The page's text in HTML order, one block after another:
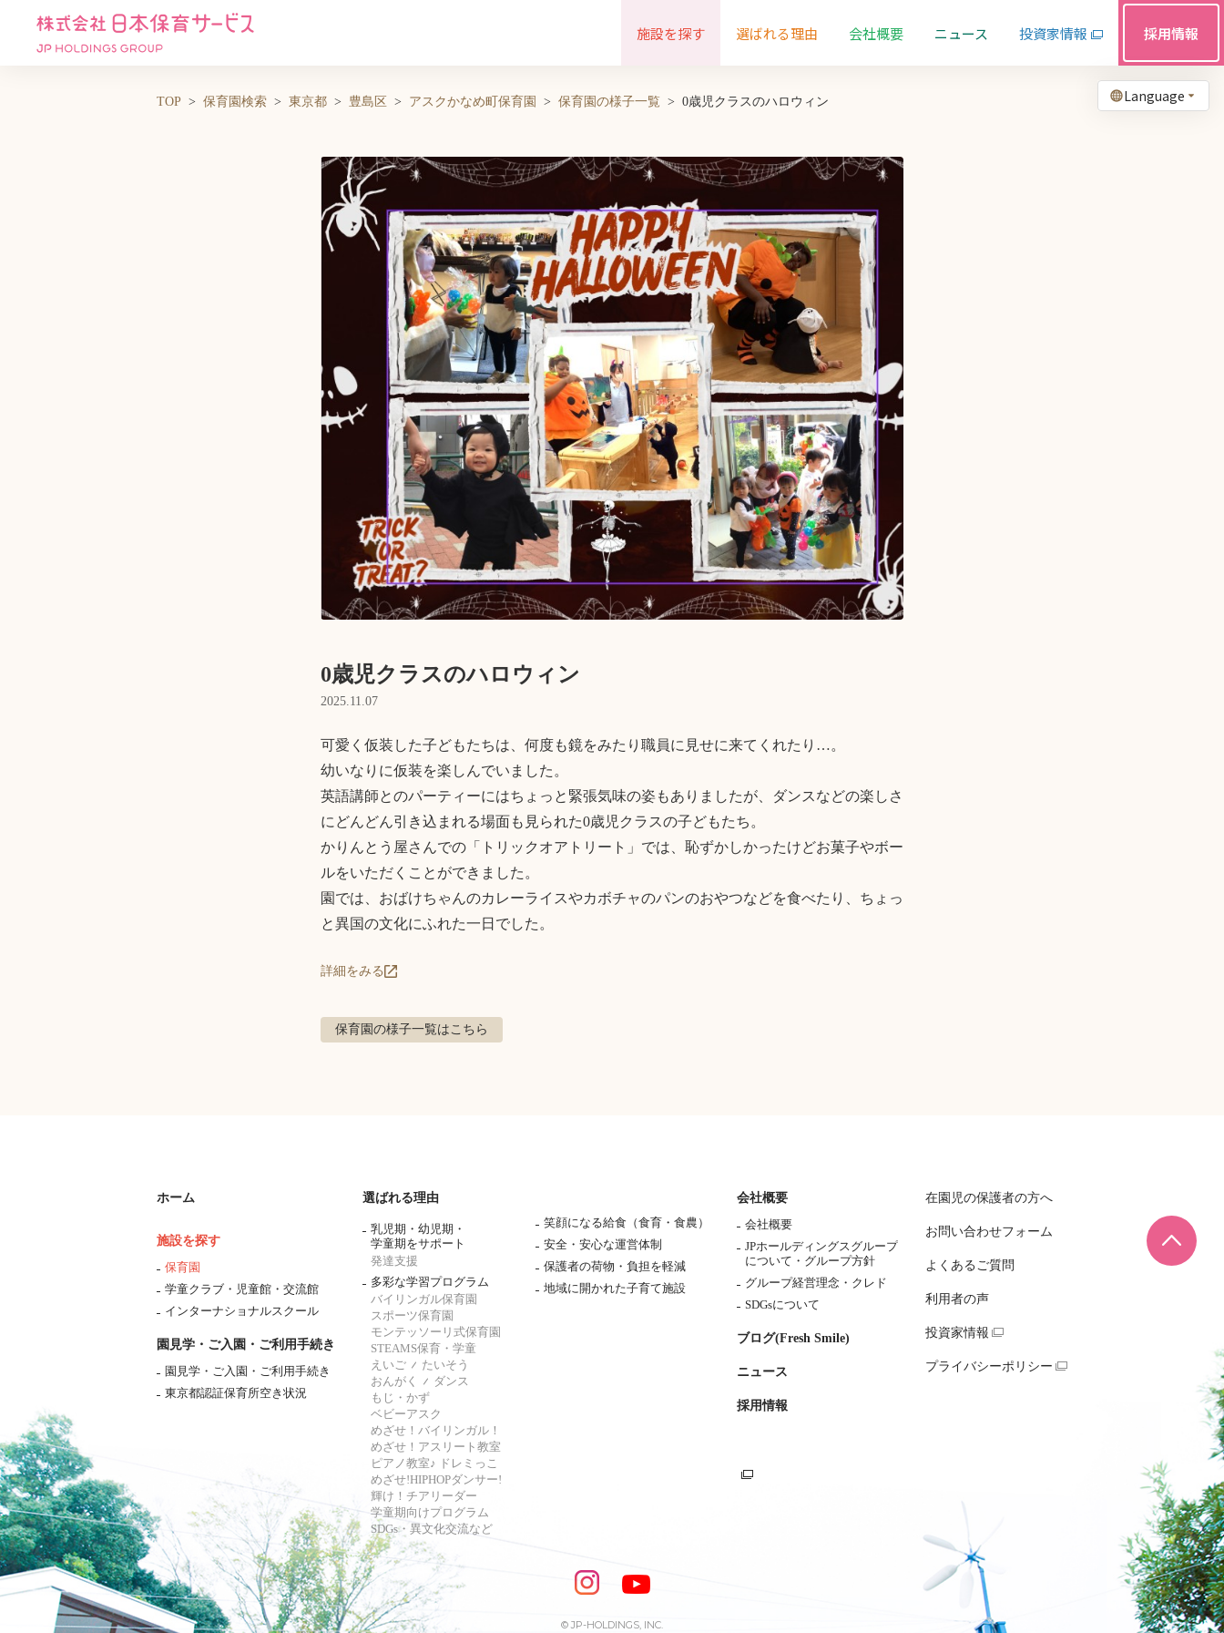
Language
施設を探す 選ばれる理由 会社概要 ニュース 投資家情報 採用情報
TOP 保育園検索 東京都 豊島区 アスクかなめ町保育園 保育園の様子一覧 0歳児クラスのハロウィン
0歳児クラスのハロウィン
2025.11.07
可愛く仮装した子どもたちは、何度も鏡をみたり職員に見せに来てくれたり…。
幼いなりに仮装を楽しんでいました。
英語講師とのパーティーにはちょっと緊張気味の姿もありましたが、ダンスなどの楽しさ
にどんどん引き込まれる場面も見られた0歳児クラスの子どもたち。
かりんとう屋さんでの「トリックオアトリート」では、恥ずかしかったけどお菓子やボー
ルをいただくことができました。
園では、おばけちゃんのカレーライスやカボチャのパンのおやつなどを食べたり、ちょっ
と異国の文化にふれた一日でした。
詳細をみる
保育園の様子一覧はこちら
ページ
ホーム
施設を探す
保育園
学童クラブ・児童館・交流館
インターナショナルスクール
園見学・ご入園・ご利用手続き
園見学・ご入園・ご利用手続き
東京都認証保育所空き状況
選ばれる理由
乳児期・幼児期・
学童期をサポート
発達支援
多彩な学習プログラム
バイリンガル保育園
スポーツ保育園
モンテッソーリ式保育園
STEAMS保育・学童
えいご
たいそう
おんがく
ダンス
もじ・かず
ベビーアスク
めざせ！バイリンガル！
めざせ！アスリート教室
ピアノ教室♪ ドレミっこ
めざせ!HIPHOPダンサー!
輝け！チアリーダー
学童期向けプログラム
SDGs・異文化交流など
笑顔になる給食（食育・食農）
安全・安心な運営体制
保護者の荷物・負担を軽減
地域に開かれた子育て施設
会社概要
会社概要
JPホールディングスグループ
について・ グループ方針
グループ経営理念・クレド
SDGsについて
ブログ(Fresh Smile)
ニュース
採用情報
在園児の保護者の方へ
お問い合わせフォーム
よくあるご質問
利用者の声
投資家情報
プライバシーポリシー
© JP-HOLDINGS, INC.